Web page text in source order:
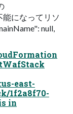
能になってリソ
null,
east-
1f2a8f70-
in